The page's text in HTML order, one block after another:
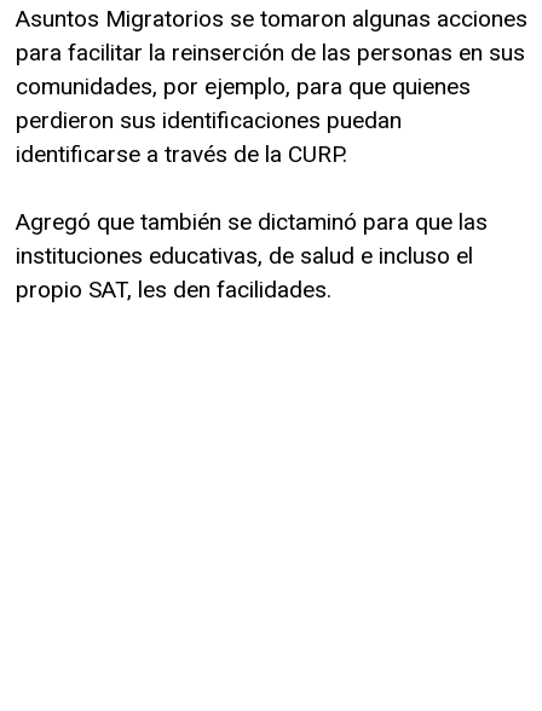
Asuntos Migratorios se tomaron algunas acciones
para facilitar la reinserción de las personas en sus
comunidades, por ejemplo, para que quienes
perdieron sus identificaciones puedan
identificarse a través de la CURP.
Agregó que también se dictaminó para que las
instituciones educativas, de salud e incluso el
propio SAT, les den facilidades.